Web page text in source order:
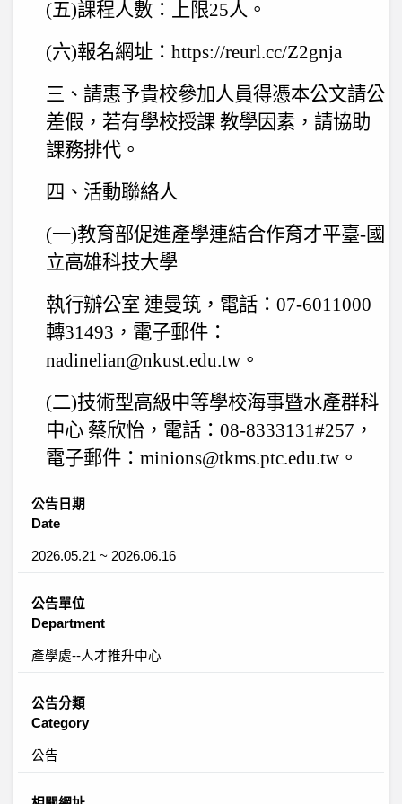
(五)課程人數：上限25人。
(六)報名網址： https://reurl.cc/Z2gnja
三、請惠予貴校參加人員得憑本公文請公
差假，若有學校授課 教學因素，請協助
課務排代。
四、活動聯絡人
(一)教育部促進產學連結合作育才平臺-國
立高雄科技大學
執行辦公室 連曼筑，電話： 07-6011000
轉31493 ，電子郵件：
nadinelian@nkust.edu.tw 。
(二)技術型高級中等學校海事暨水產群科
中心 蔡欣怡，電話： 08-8333131#257 ，
電子郵件： minions@tkms.ptc.edu.tw 。
公告日期
Date
2026.05.21 ~ 2026.06.16
公告單位
Department
產學處--人才推升中心
公告分類
Category
公告